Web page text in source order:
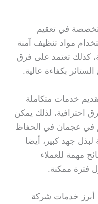
في تعقيم
مواد تنظيف آمنة
كذلك تعتمد على فرق
بكفاءة عالية.
خدمات متكاملة
احترافية، لذلك يمكن
في عجمان في الحفاظ
جهد كبير، أيضا
مهمة للعملاء
فترة ممكنة.
أبرز خدمات شركة